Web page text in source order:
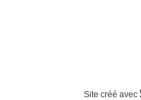
Site créé avec